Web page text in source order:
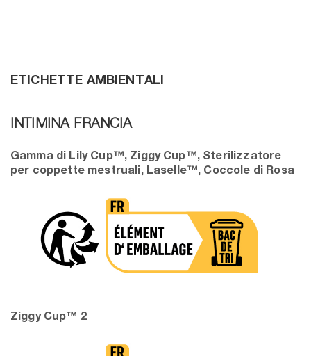
ETICHETTE AMBIENTALI
INTIMINA FRANCIA
Gamma di Lily Cup™, Ziggy Cup™, Sterilizzatore
per coppette mestruali, Laselle™, Coccole di Rosa
Ziggy Cup™ 2